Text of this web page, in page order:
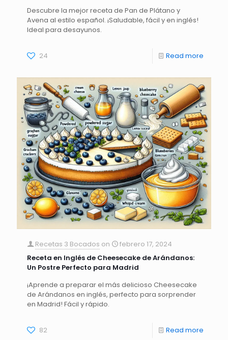
Descubre la mejor receta de Pan de Plátano y
Avena al estilo español. ¡Saludable, fácil y en inglés!
Ideal para desayunos.
24 Read more
Recetas 3 Bocados on
febrero 17, 2024
Receta en Inglés de Cheesecake de Arándanos:
Un Postre Perfecto para Madrid
¡Aprende a preparar el más delicioso Cheesecake
de Arándanos en inglés, perfecto para sorprender
en Madrid! Fácil y rápido.
82 Read more